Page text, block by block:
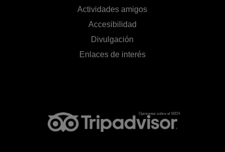
Actividades amigos
Accesibilidad
Divulgación
Enlaces de interés
Opiniones sobre el MEH